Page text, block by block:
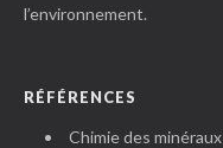
l’environnement.
RÉFÉRENCES
Chimie des minéraux